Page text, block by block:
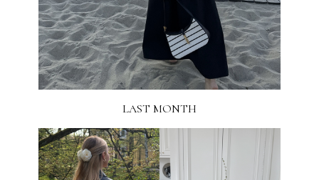
LAST MONTH